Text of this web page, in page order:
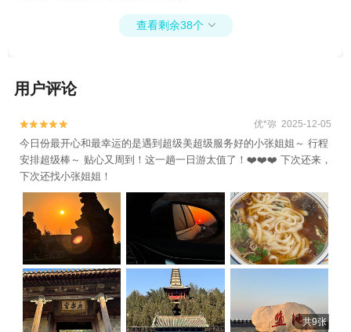
查看剩余38个 
用户评论

 优*弥 2025-12-05
今日份最开心和最幸运的是遇到超级美超级服务好的小张姐姐～ 行程
安排超级棒～ 贴心又周到！这一趟一日游太值了！❤️❤️❤️ 下次还来，
下次还找小张姐姐！
共9张